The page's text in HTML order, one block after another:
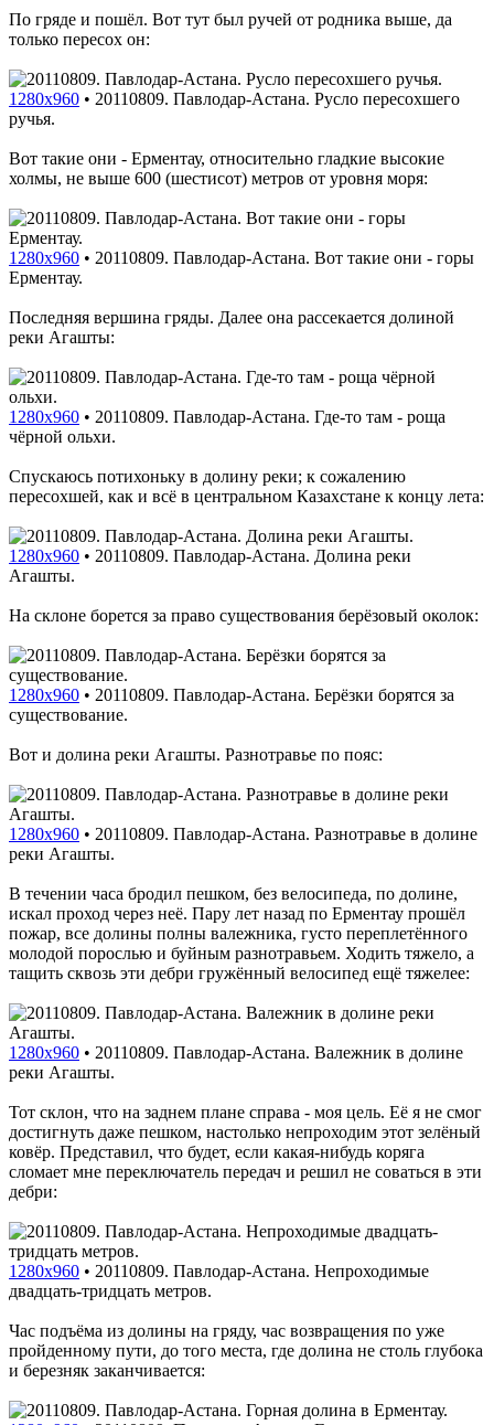
По гряде и пошёл. Вот тут был ручей от родника выше, да
только пересох он:
1280x960 • 20110809. Павлодар-Астана. Русло пересохшего
ручья.
Вот такие они - Ерментау, относительно гладкие высокие
холмы, не выше 600 (шестисот) метров от уровня моря:
1280x960 • 20110809. Павлодар-Астана. Вот такие они - горы
Ерментау.
Последняя вершина гряды. Далее она рассекается долиной
реки Агашты:
1280x960 • 20110809. Павлодар-Астана. Где-то там - роща
чёрной ольхи.
Спускаюсь потихоньку в долину реки; к сожалению
пересохшей, как и всё в центральном Казахстане к концу лета:
1280x960 • 20110809. Павлодар-Астана. Долина реки
Агашты.
На склоне борется за право существования берёзовый околок:
1280x960 • 20110809. Павлодар-Астана. Берёзки борятся за
существование.
Вот и долина реки Агашты. Разнотравье по пояс:
1280x960 • 20110809. Павлодар-Астана. Разнотравье в долине
реки Агашты.
В течении часа бродил пешком, без велосипеда, по долине,
искал проход через неё. Пару лет назад по Ерментау прошёл
пожар, все долины полны валежника, густо переплетённого
молодой порослью и буйным разнотравьем. Ходить тяжело, а
тащить сквозь эти дебри гружённый велосипед ещё тяжелее:
1280x960 • 20110809. Павлодар-Астана. Валежник в долине
реки Агашты.
Тот склон, что на заднем плане справа - моя цель. Её я не смог
достигнуть даже пешком, настолько непроходим этот зелёный
ковёр. Представил, что будет, если какая-нибудь коряга
сломает мне переключатель передач и решил не соваться в эти
дебри:
1280x960 • 20110809. Павлодар-Астана. Непроходимые
двадцать-тридцать метров.
Час подъёма из долины на гряду, час возвращения по уже
пройденному пути, до того места, где долина не столь глубока
и березняк заканчивается: